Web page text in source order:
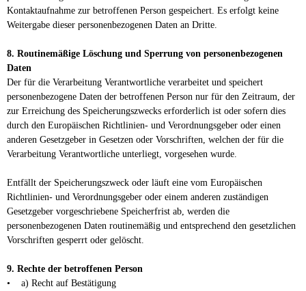
Kontaktaufnahme zur betroffenen Person gespeichert. Es erfolgt keine
Weitergabe dieser personenbezogenen Daten an Dritte.
8. Routinemäßige Löschung und Sperrung von personenbezogenen
Daten
Der für die Verarbeitung Verantwortliche verarbeitet und speichert
personenbezogene Daten der betroffenen Person nur für den Zeitraum, der
zur Erreichung des Speicherungszwecks erforderlich ist oder sofern dies
durch den Europäischen Richtlinien- und Verordnungsgeber oder einen
anderen Gesetzgeber in Gesetzen oder Vorschriften, welchen der für die
Verarbeitung Verantwortliche unterliegt, vorgesehen wurde.
Entfällt der Speicherungszweck oder läuft eine vom Europäischen
Richtlinien- und Verordnungsgeber oder einem anderen zuständigen
Gesetzgeber vorgeschriebene Speicherfrist ab, werden die
personenbezogenen Daten routinemäßig und entsprechend den gesetzlichen
Vorschriften gesperrt oder gelöscht.
9. Rechte der betroffenen Person
• a) Recht auf Bestätigung